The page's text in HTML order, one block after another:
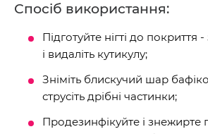
Спосіб використання:
Підготуйте нігті до покриття
і видаліть кутикулу;
Зніміть блискучий шар
струсіть дрібні частинки;
Продезинфікуйте і знежирте